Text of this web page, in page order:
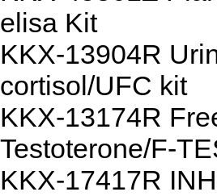
elisa Kit
KKX-13904R
cortisol/UFC kit
KKX-13174R
Testoterone/F-
KKX-17417R